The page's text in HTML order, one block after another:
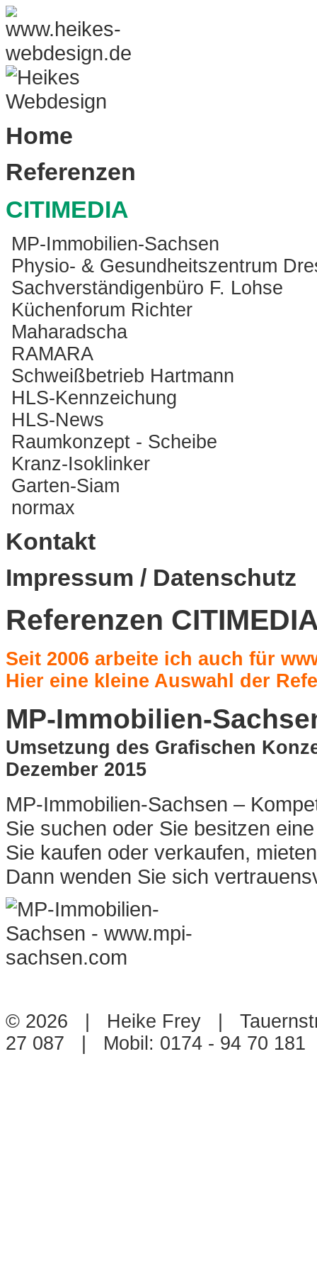
Home
Referenzen
CITIMEDIA
MP-Immobilien-Sachsen
Physio- & Gesundheitszentrum
Sachverständigenbüro F. Lohse
Küchenforum Richter
Maharadscha
RAMARA
Schweißbetrieb Hartmann
HLS-Kennzeichung
HLS-News
Raumkonzept - Scheibe
Kranz-Isoklinker
Garten-Siam
normax
Kontakt
Impressum / Datenschutz
Referenzen
Seit 2006 arbeite ich auch für
Hier eine kleine Auswahl der
MP-Immobilien-
Umsetzung des Grafischen
Dezember 2015
MP-Immobilien-Sachsen –
Sie suchen oder Sie besitzen
Sie kaufen oder verkaufen,
Dann wenden Sie sich
© 2026 | Heike Frey |
27 087 | Mobil: 0174 - 94 70